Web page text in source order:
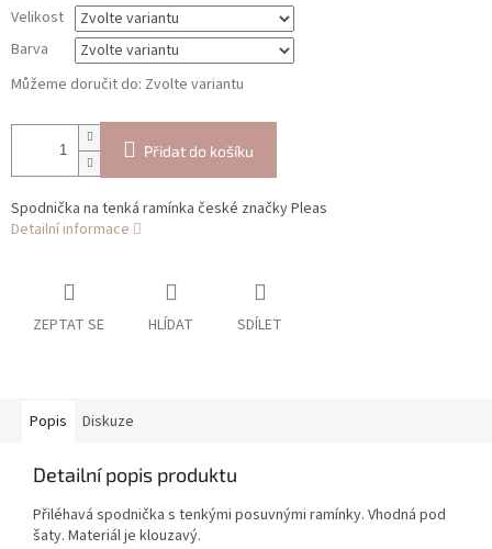
Velikost
Barva
Můžeme doručit do: Zvolte variantu
Přidat do košíku
Spodnička na tenká ramínka české značky Pleas
Detailní informace
ZEPTAT SE HLÍDAT SDÍLET
Popis Diskuze
Detailní popis produktu
Přiléhavá spodnička s tenkými posuvnými ramínky. Vhodná pod
šaty. Materiál je klouzavý.